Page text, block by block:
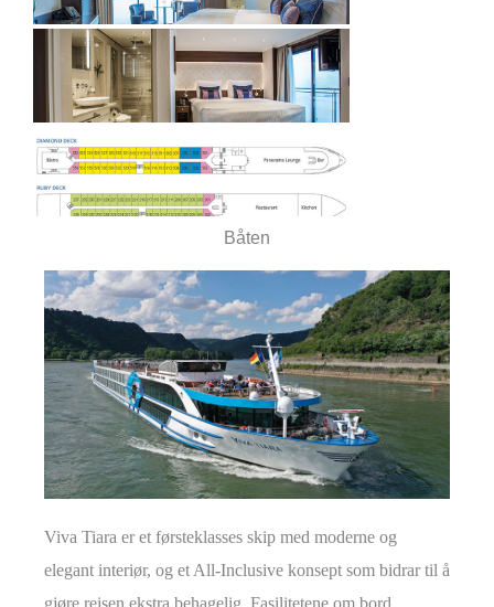
Junior suite, midtdekk og øvre
dekk
Suite. øvre dekk
Båten
Viva Tiara er et førsteklasses skip med moderne og
elegant interiør, og et All-Inclusive konsept som bidrar til å